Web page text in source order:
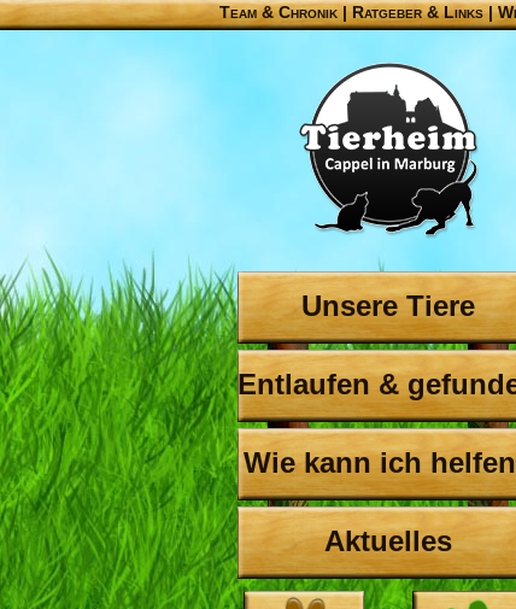
Team & Chronik |Ratgeber & Links|
Unsere Tiere
Entlaufen &
Wie kann ich
Aktuelles